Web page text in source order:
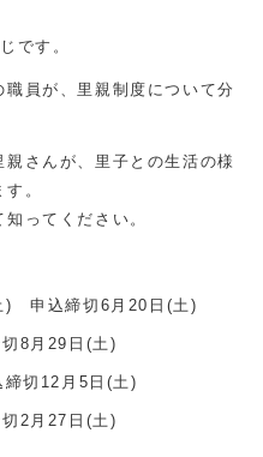
です。
員が、里親制度について分
さんが、里子との生活の様
。
ってください。
) 申込締切6月20日(土)
8月29日(土)
切12月5日(土)
2月27日(土)